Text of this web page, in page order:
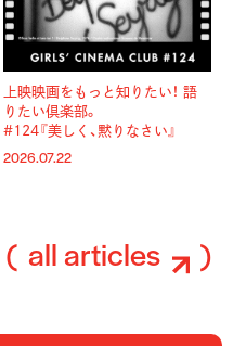
上映映画をもっと知りたい！ 語
りたい倶楽部。
#124『美しく、黙りなさい』
2026.07.22
all articles